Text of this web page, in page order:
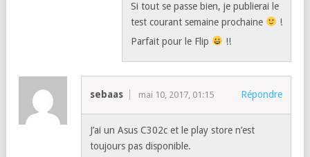
Si tout se passe bien, je publierai le
test courant semaine prochaine
!
Parfait pour le Flip
!!
sebaas mai 10, 2017, 01:15 Répondre
J’ai un Asus C302c et le play store n’est
toujours pas disponible.